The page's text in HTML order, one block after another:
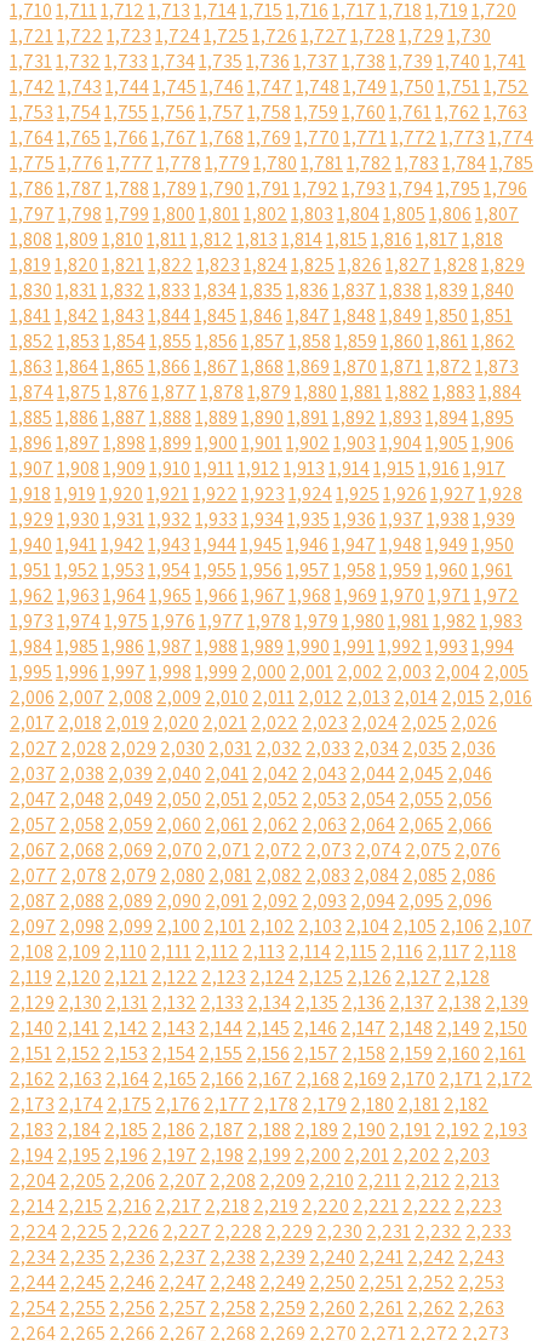
1,7101,7111,7121,7131,7141,7151,7161,7171,7181,7191,720
1,7211,7221,7231,7241,7251,7261,7271,7281,7291,730
1,7311,7321,7331,7341,7351,7361,7371,7381,7391,7401,741
1,7421,7431,7441,7451,7461,7471,7481,7491,7501,7511,752
1,7531,7541,7551,7561,7571,7581,7591,7601,7611,7621,763
1,7641,7651,7661,7671,7681,7691,7701,7711,7721,7731,774
1,7751,7761,7771,7781,7791,7801,7811,7821,7831,7841,785
1,7861,7871,7881,7891,7901,7911,7921,7931,7941,7951,796
1,7971,7981,7991,8001,8011,8021,8031,8041,8051,8061,807
1,8081,8091,8101,8111,8121,8131,8141,8151,8161,8171,818
1,8191,8201,8211,8221,8231,8241,8251,8261,8271,8281,829
1,8301,8311,8321,8331,8341,8351,8361,8371,8381,8391,840
1,8411,8421,8431,8441,8451,8461,8471,8481,8491,8501,851
1,8521,8531,8541,8551,8561,8571,8581,8591,8601,8611,862
1,8631,8641,8651,8661,8671,8681,8691,8701,8711,8721,873
1,8741,8751,8761,8771,8781,8791,8801,8811,8821,8831,884
1,8851,8861,8871,8881,8891,8901,8911,8921,8931,8941,895
1,8961,8971,8981,8991,9001,9011,9021,9031,9041,9051,906
1,9071,9081,9091,9101,9111,9121,9131,9141,9151,9161,917
1,9181,9191,9201,9211,9221,9231,9241,9251,9261,9271,928
1,9291,9301,9311,9321,9331,9341,9351,9361,9371,9381,939
1,9401,9411,9421,9431,9441,9451,9461,9471,9481,9491,950
1,9511,9521,9531,9541,9551,9561,9571,9581,9591,9601,961
1,9621,9631,9641,9651,9661,9671,9681,9691,9701,9711,972
1,9731,9741,9751,9761,9771,9781,9791,9801,9811,9821,983
1,9841,9851,9861,9871,9881,9891,9901,9911,9921,9931,994
1,9951,9961,9971,9981,999 2,000 2,0012,002 2,003 2,0042,005
2,006 2,007 2,008 2,009 2,010 2,0112,012 2,013 2,0142,015 2,016
2,017 2,018 2,019 2,020 2,0212,022 2,023 2,0242,025 2,026
2,027 2,028 2,029 2,030 2,0312,032 2,033 2,0342,035 2,036
2,037 2,038 2,039 2,040 2,0412,042 2,043 2,0442,045 2,046
2,047 2,048 2,049 2,050 2,0512,052 2,053 2,0542,055 2,056
2,057 2,058 2,059 2,060 2,0612,062 2,063 2,0642,065 2,066
2,067 2,068 2,069 2,070 2,0712,072 2,073 2,0742,075 2,076
2,077 2,078 2,079 2,080 2,0812,082 2,083 2,0842,085 2,086
2,087 2,088 2,089 2,090 2,0912,092 2,093 2,0942,095 2,096
2,097 2,098 2,099 2,100 2,1012,102 2,103 2,1042,105 2,106 2,107
2,108 2,109 2,110 2,1112,112 2,113 2,1142,115 2,116 2,117 2,118
2,119 2,120 2,1212,122 2,123 2,1242,125 2,126 2,127 2,128
2,129 2,130 2,1312,132 2,133 2,1342,135 2,136 2,137 2,138 2,139
2,140 2,1412,142 2,143 2,1442,145 2,146 2,147 2,148 2,149 2,150
2,1512,152 2,153 2,1542,155 2,156 2,157 2,158 2,159 2,160 2,161
2,162 2,163 2,1642,165 2,166 2,167 2,168 2,169 2,170 2,1712,172
2,173 2,1742,175 2,176 2,177 2,178 2,179 2,180 2,1812,182
2,183 2,1842,185 2,186 2,187 2,188 2,189 2,190 2,1912,192 2,193
2,1942,195 2,196 2,197 2,198 2,199 2,200 2,2012,202 2,203
2,2042,205 2,206 2,207 2,208 2,209 2,210 2,2112,212 2,213
2,2142,215 2,216 2,217 2,218 2,219 2,220 2,2212,222 2,223
2,2242,225 2,226 2,227 2,228 2,229 2,230 2,2312,232 2,233
2,2342,235 2,236 2,237 2,238 2,239 2,240 2,2412,242 2,243
2,2442,245 2,246 2,247 2,248 2,249 2,250 2,2512,252 2,253
2,2542,255 2,256 2,257 2,258 2,259 2,260 2,2612,262 2,263
2,2642,265 2,266 2,267 2,268 2,269 2,270 2,2712,272 2,273